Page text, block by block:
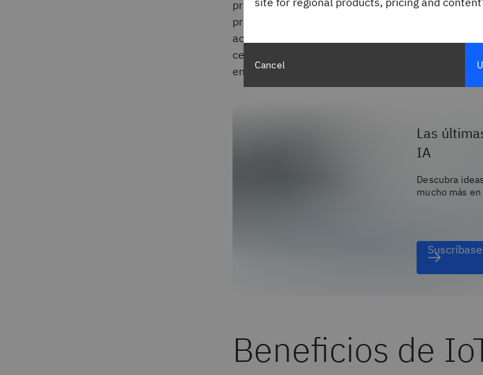
privadas de cadenas de bloques para crear
prueba de manipulaciones. IBM Blockchain
acceder a los datos de IoT con usted, pero sin
centrales. Cada transacción se puede verificar
entre todos los miembros de la red autorizados.
Las
IA
Descubra
mucho más
Beneficios de
Cancel